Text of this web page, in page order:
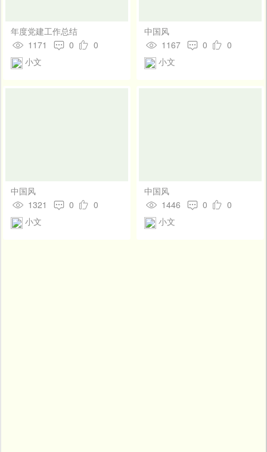
年度党建工作总结
1171
0
0
小文
中国风
1167
0
0
小文
中国风
1321
0
0
小文
中国风
1446
0
0
小文